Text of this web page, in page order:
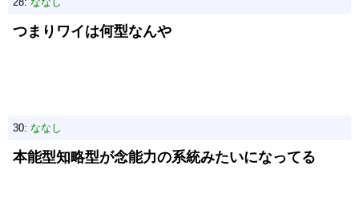
つまりワイは何型なんや
30: ななし
本能型知略型が念能力の系統みたいになってる